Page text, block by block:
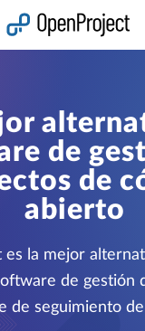
de
de
abierto
es la mejor
de gestión
de seguimiento
panel